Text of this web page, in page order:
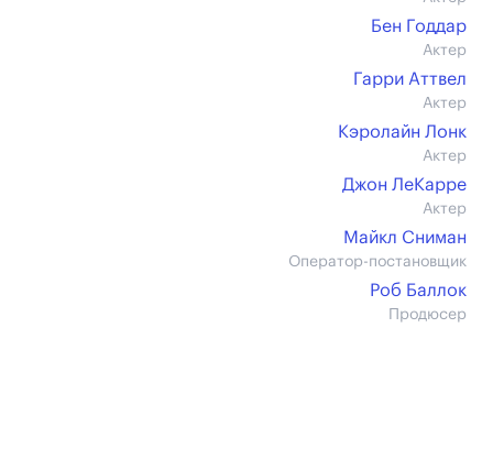
Бен Годдар
Актер
Гарри Аттвел
Актер
Кэролайн Лонк
Актер
Джон ЛеКарре
Актер
Майкл Сниман
Оператор-постановщик
Роб Баллок
Продюсер